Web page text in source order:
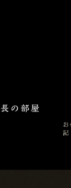
お
記